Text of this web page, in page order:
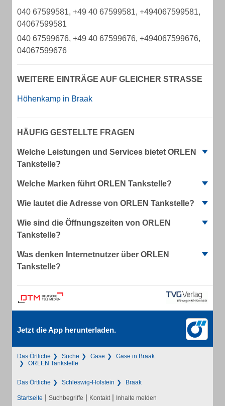
040 67599581, +49 40 67599581, +494067599581,
04067599581
040 67599676, +49 40 67599676, +494067599676,
04067599676
WEITERE EINTRÄGE AUF GLEICHER STRASSE
Höhenkamp in Braak
HÄUFIG GESTELLTE FRAGEN
Welche Leistungen und Services bietet ORLEN
Tankstelle?
Welche Marken führt ORLEN Tankstelle?
Wie lautet die Adresse von ORLEN Tankstelle?
Wie sind die Öffnungszeiten von ORLEN
Tankstelle?
Was denken Internetnutzer über ORLEN
Tankstelle?
Jetzt die App herunterladen.
Das Örtliche Suche Gase
Gase in Braak
ORLEN Tankstelle
Das Örtliche Schleswig-Holstein Braak
Startseite | Suchbegriffe | Kontakt | Inhalte melden